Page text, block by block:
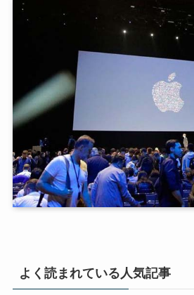
よく読まれている人気記事